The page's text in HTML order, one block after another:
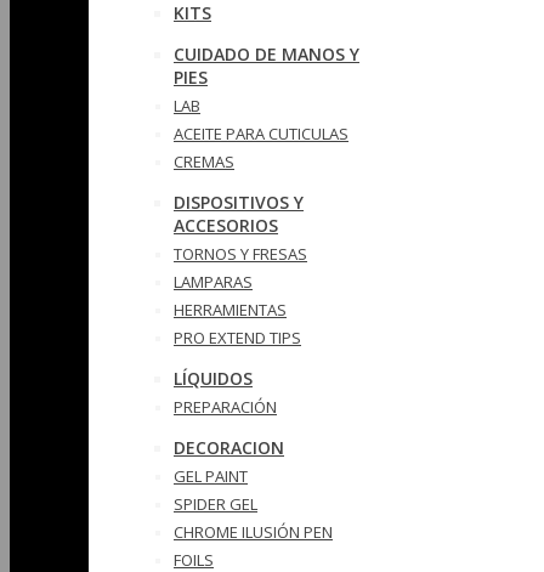
KITS
CUIDADO DE MANOS Y
PIES
LAB
ACEITE PARA CUTICULAS
CREMAS
DISPOSITIVOS Y
ACCESORIOS
TORNOS Y FRESAS
LAMPARAS
HERRAMIENTAS
PRO EXTEND TIPS
LÍQUIDOS
PREPARACIÓN
DECORACION
GEL PAINT
SPIDER GEL
CHROME ILUSIÓN PEN
FOILS